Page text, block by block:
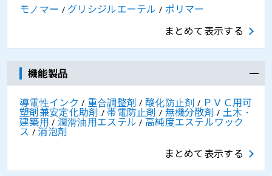
モノマー / グリシジルエーテル / ポリマー
まとめて表示する
機能製品
導電性インク / 重合調整剤 / 酸化防止剤 / ＰＶＣ用可
塑剤兼安定化助剤 /帯電防止剤 / 無機分散剤 / 土木・
建築用 / 潤滑油用エステル / 高純度エステルワック
ス / 消泡剤
まとめて表示する